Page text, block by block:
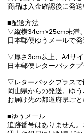
商品は入金確認後に発送
■配送方法
▽縦横34cm×25cm未満
日本郵便ゆうメールで発
▽厚さ3cm以上、A4サ
日本郵便レターパックプ
▽レターパックプラス
岡山県からの発送。ゆう
お届け先の都道府県ごと
■ゆうメール
追跡番号はありません。